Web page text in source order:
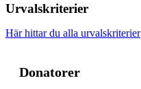
Urvalskriterier
Här hittar du alla urvalskriterier
Donatorer